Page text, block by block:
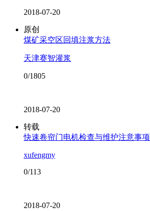
2018-07-20
原创
煤矿采空区回填注浆方法
天津赛智灌浆
0/1805
2018-07-20
转载
快速卷帘门电机检查与维护注意事项
xufengmy
0/113
2018-07-20